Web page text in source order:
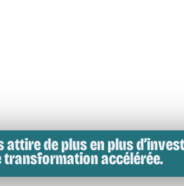
attire de plus en plus
transformation accélérée.